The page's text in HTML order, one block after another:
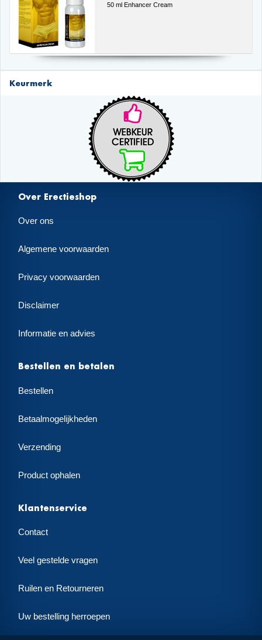
50 ml Enhancer Cream
Keurmerk
Over Erectieshop
Over ons
Algemene voorwaarden
Privacy voorwaarden
Disclaimer
Informatie en advies
Bestellen en betalen
Bestellen
Betaalmogelijkheden
Verzending
Product ophalen
Klantenservice
Contact
Veel gestelde vragen
Ruilen en Retourneren
Uw bestelling herroepen